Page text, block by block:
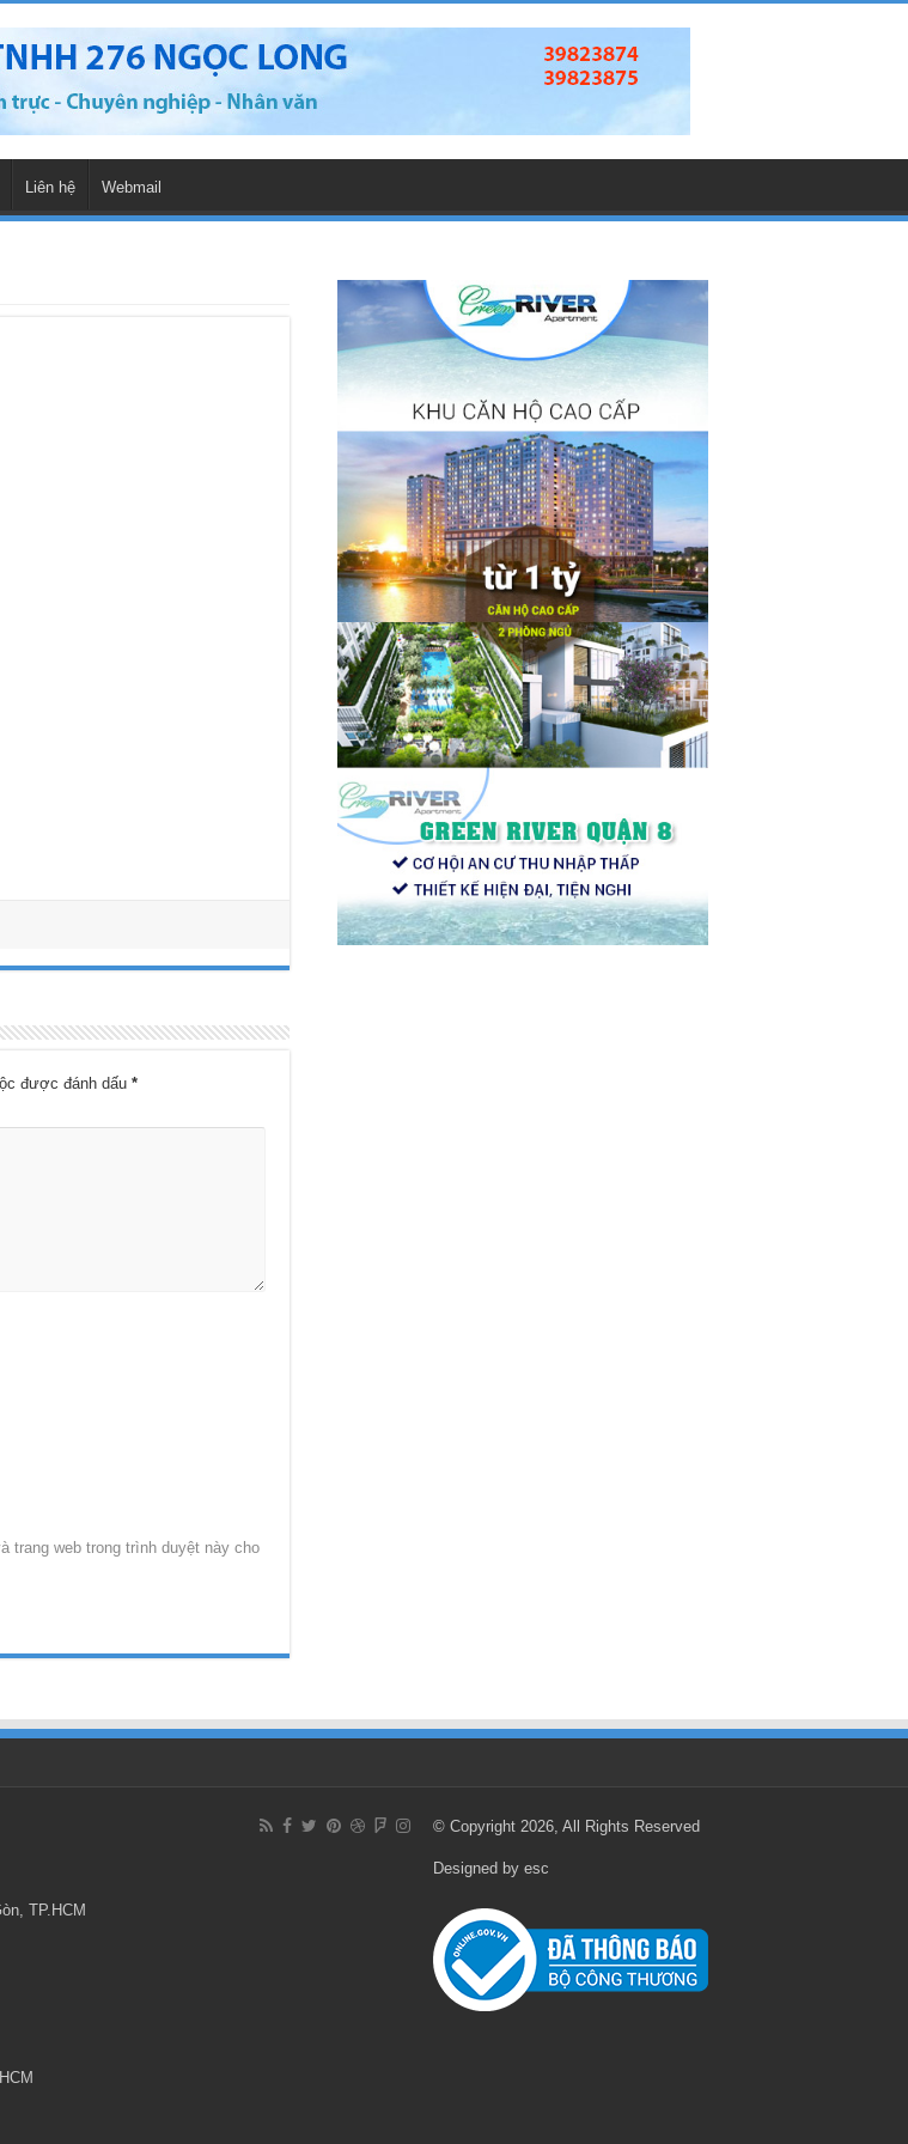
Liên hệ Webmail
được đánh dấu *
trang web trong trình duyệt này cho
© Copyright 2026, All Rights Reserved
Designed by esc
TP.HCM